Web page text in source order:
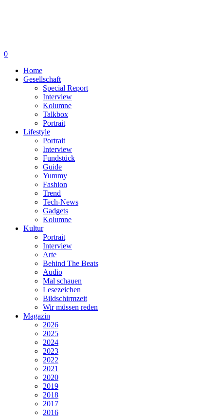
0
Home
Gesellschaft
Special Report
Interview
Kolumne
Talkbox
Portrait
Lifestyle
Portrait
Interview
Fundstück
Guide
Yummy
Fashion
Trend
Tech-News
Gadgets
Kolumne
Kultur
Portrait
Interview
Arte
Behind The Beats
Audio
Mal schauen
Lesezeichen
Bildschirmzeit
Wir müssen reden
Magazin
2026
2025
2024
2023
2022
2021
2020
2019
2018
2017
2016